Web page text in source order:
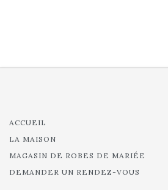
ACCUEIL
LA MAISON
MAGASIN DE ROBES DE MARIÉE
DEMANDER UN RENDEZ-VOUS